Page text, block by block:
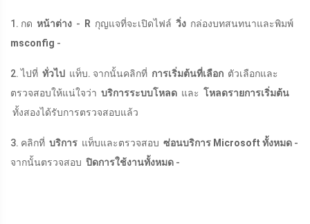
1. กด หน้าต่าง - R กุญแจที่จะเปิดไฟล์ วิ่ง กล่องบทสนทนาและพิมพ์
msconfig -
2. ไปที่ ทั่วไป แท็บ. จากนั้นคลิกที่ การเริ่มต้นที่เลือก ตัวเลือกและ
ตรวจสอบให้แน่ใจว่า บริการระบบโหลด และ โหลดรายการเริ่มต้น
ทั้งสองได้รับการตรวจสอบแล้ว
3. คลิกที่ บริการ แท็บและตรวจสอบ ซ่อนบริการ Microsoft ทั้งหมด -
จากนั้นตรวจสอบ ปิดการใช้งานทั้งหมด -